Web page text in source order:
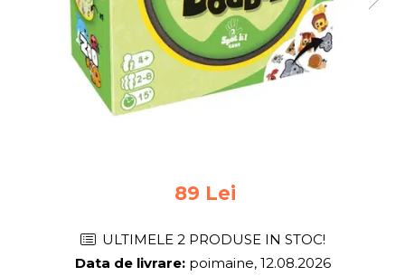
Jocuri pentru 2 persoane
Game cunoscute
Carcassonne
Carti de joc
Jocuri de masa
89 Lei
ULTIMELE 2 PRODUSE IN STOC!
Data de livrare:poimaine, 12.08.2026